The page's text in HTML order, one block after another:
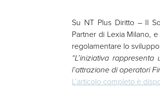
Su NT Plus Diritto – Il
Partner di Lexia Milano, e
regolamentare lo
“L’iniziativa
l’attrazione di operatori
L’articolo completo è